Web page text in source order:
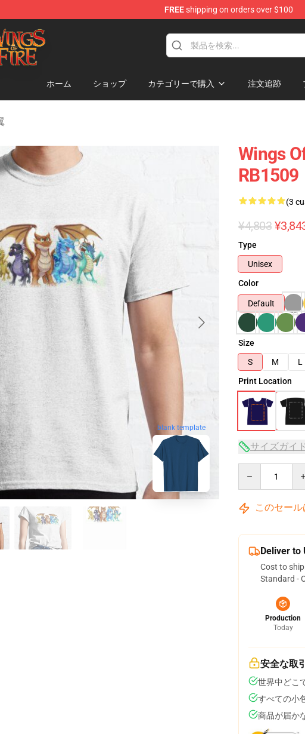
FREEshipping on orders over $100
of Fire Merchandise Store
ホーム ショップ カテゴリーで購入 注文追跡
blank template
Wings
RB1509
(3
¥4,803
Type
Unisex
Color
Default
Size
S
M L
Print Location
サイズガイ
このセール
Deliver to
Cost to
Standard -
Production
Today
安全な取引
世界中どこ
すべての小
商品が届か